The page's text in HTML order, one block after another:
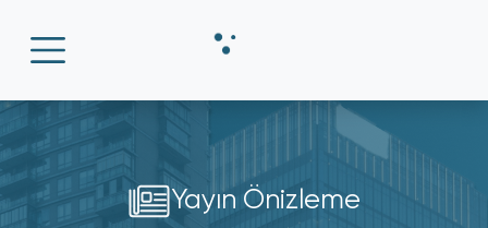
Yayın Önizleme